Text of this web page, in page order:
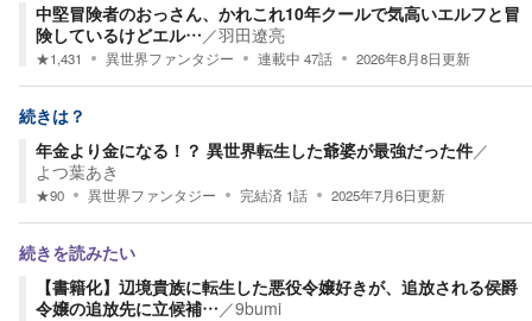
中堅冒険者のおっさん、かれこれ10年クールで気高いエルフと冒
険しているけどエル…／羽田遼亮
★1,431 異世界ファンタジー 連載中 47話 2026年8月8日更新
続きは？
年金より金になる！？ 異世界転生した爺婆が最強だった件／
よつ葉あき
★90 異世界ファンタジー 完結済 1話 2025年7月6日更新
続きを読みたい
【書籍化】辺境貴族に転生した悪役令嬢好きが、追放される侯爵
令嬢の追放先に立候補…／9bumi